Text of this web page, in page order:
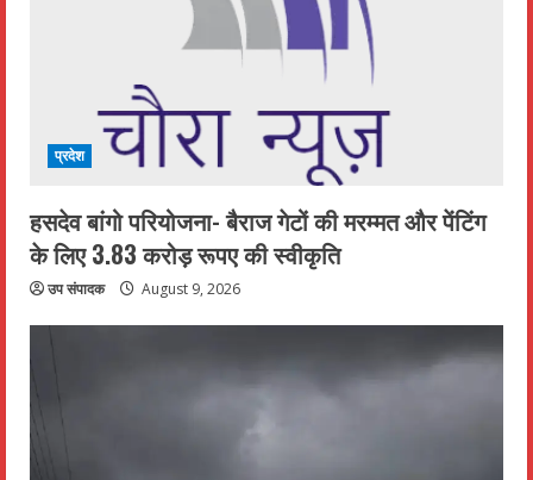
प्रदेश
हसदेव बांगो परियोजना- बैराज गेटों की मरम्मत और पेंटिंग
के लिए 3.83 करोड़ रूपए की स्वीकृति
उप संपादक August 9, 2026